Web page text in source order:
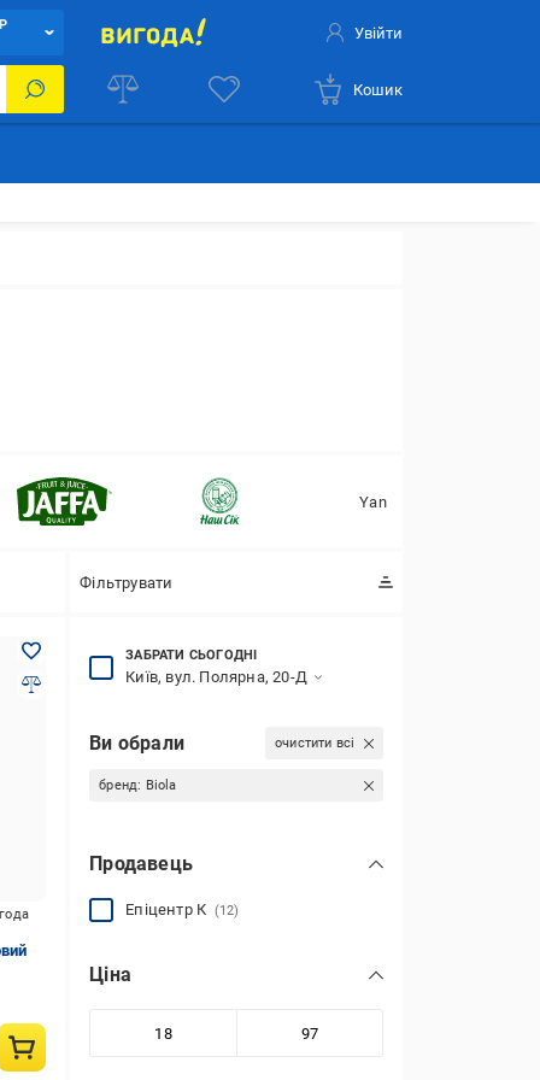
Увійти
Кошик
Yan
Фільтрувати
ЗАБРАТИ СЬОГОДНІ
Київ, вул. Полярна, 20-Д
Ви обрали очистити всі
бренд: Biola
Продавець
Епіцентр К (12)
Ціна